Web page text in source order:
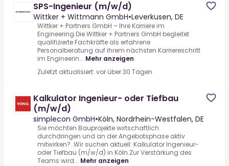
SPS-Ingenieur (m/w/d)
Wittker + Wittmann GmbH•Leverkusen, DE
Wittker + Partners GmbH – Ihre Karriere im
Engineering.Die Wittker + Partners GmbH begleitet
qualifizierte Fachkräfte als erfahrene
Personalberatung auf ihrem nächsten Karriereschritt
im Engineerin... Mehr anzeigen
Zuletzt aktualisiert: vor über 30 Tagen
Kalkulator Ingenieur- oder Tiefbau
(m/w/d)
simplecon GmbH•Köln, Nordrhein-Westfalen, DE
Sie möchten Bauprojekte wirtschaftlich
durchdringen und an der Angebotsphase aktiv
mitwirken? .Wir suchen aktuell: Kalkulator Ingenieur-
oder Tiefbau (m/w/d) in Köln.Zur Verstärkung des
Teams wird... Mehr anzeigen